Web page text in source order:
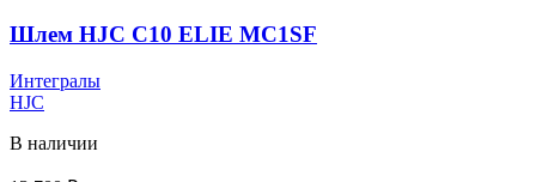
Шлем HJC C10 ELIE MC1SF
Интегралы
HJC
В наличии